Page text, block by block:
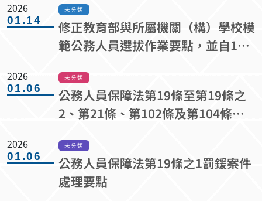
2026
01.14
未分類
修正教育部與所屬機關（構）學校模
範公務人員選拔作業要點，並自115
2026
01.06
未分類
公務人員保障法第19條至第19條之
2、第21條、第102條及第104條修
正公布，自115年1月9日施行。
2026
01.06
未分類
公務人員保障法第19條之1罰鍰案件
處理要點